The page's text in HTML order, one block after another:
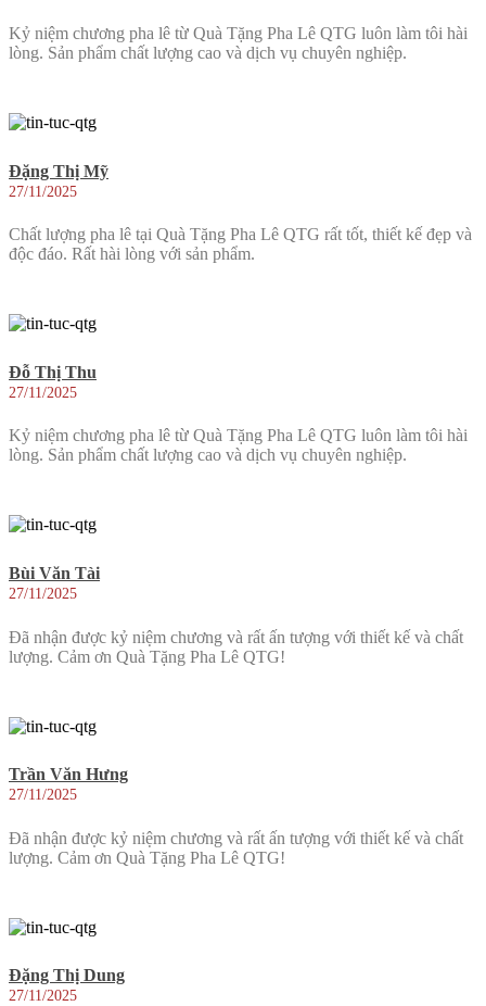
Kỷ niệm chương pha lê từ Quà Tặng Pha Lê QTG luôn làm tôi hài
lòng. Sản phẩm chất lượng cao và dịch vụ chuyên nghiệp.
Đặng Thị Mỹ
27/11/2025
Chất lượng pha lê tại Quà Tặng Pha Lê QTG rất tốt, thiết kế đẹp và
độc đáo. Rất hài lòng với sản phẩm.
Đỗ Thị Thu
27/11/2025
Kỷ niệm chương pha lê từ Quà Tặng Pha Lê QTG luôn làm tôi hài
lòng. Sản phẩm chất lượng cao và dịch vụ chuyên nghiệp.
Bùi Văn Tài
27/11/2025
Đã nhận được kỷ niệm chương và rất ấn tượng với thiết kế và chất
lượng. Cảm ơn Quà Tặng Pha Lê QTG!
Trần Văn Hưng
27/11/2025
Đã nhận được kỷ niệm chương và rất ấn tượng với thiết kế và chất
lượng. Cảm ơn Quà Tặng Pha Lê QTG!
Đặng Thị Dung
27/11/2025